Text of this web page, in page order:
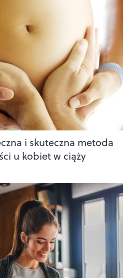
i skuteczna metoda
u kobiet w ciąży